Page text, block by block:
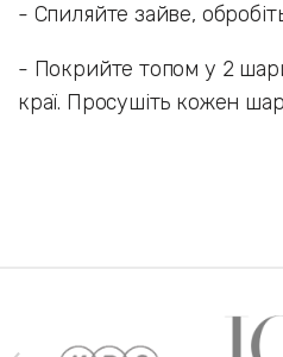
- Спиляйте зайве,
- Покрийте топом у 2
краї. Просушіть кожен